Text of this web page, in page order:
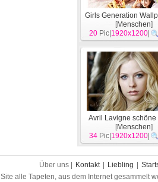
Girls Generation
[Menschen]
20 Pic| 1920x1200
Avril Lavigne schöne
[Menschen]
34 Pic| 1920x1200
Über uns | Kontakt Liebling
Site alle Tapeten, aus dem Internet gesammelt